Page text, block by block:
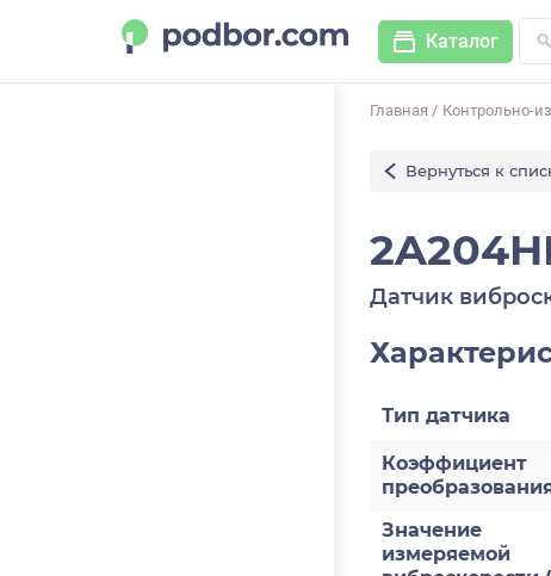
Каталог
Главная / Контрольно-
Вернуться к
Датчик
Тип датчика
Коэффициент
Значение
измеряемой